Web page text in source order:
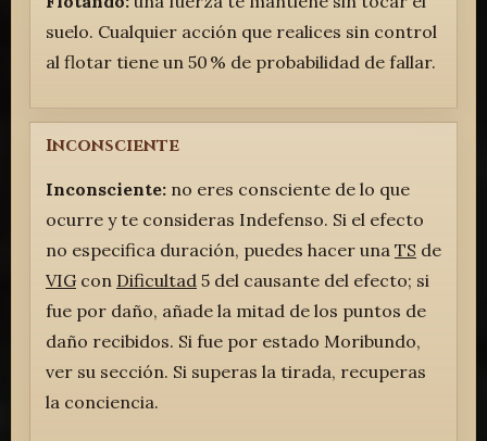
suelo. Cualquier acción que realices sin control
al flotar tiene un 50 % de probabilidad de fallar.
Inconsciente
Inconsciente:no eres consciente de lo que
ocurre y te consideras Indefenso. Si el efecto
no especifica duración, puedes hacer una TS de
VIGcon Dificultad 5 del causante del efecto; si
fue por daño, añade la mitad de los puntos de
daño recibidos. Si fue por estado Moribundo,
ver su sección. Si superas la tirada, recuperas
la conciencia.